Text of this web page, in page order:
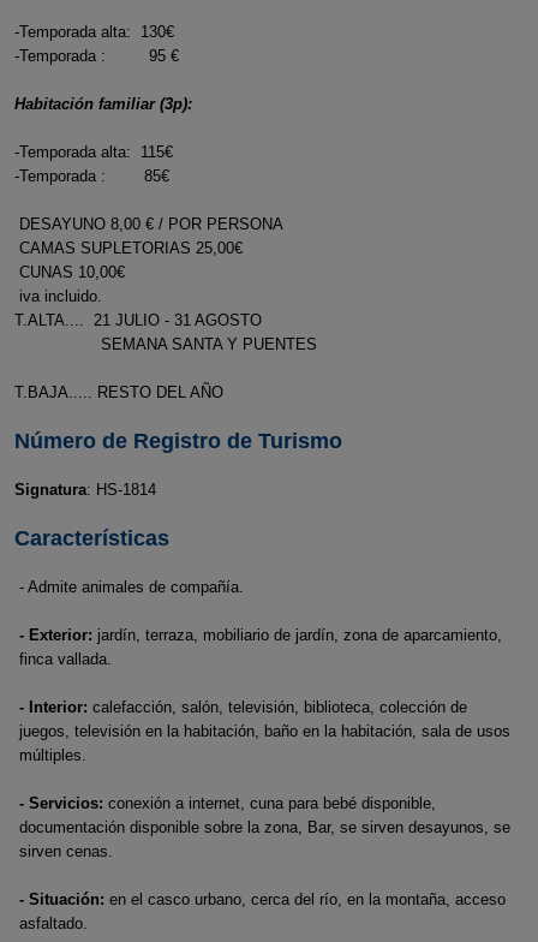
-Temporada alta: 130€
-Temporada : 95 €
Habitación familiar (3p):
-Temporada alta: 115€
-Temporada : 85€
DESAYUNO 8,00 € / POR PERSONA
CAMAS SUPLETORIAS 25,00€
CUNAS 10,00€
iva incluido.
T.ALTA.... 21 JULIO - 31 AGOSTO
SEMANA SANTA Y PUENTES
T.BAJA..... RESTO DEL AÑO
Número de Registro de Turismo
Signatura: HS-1814
Características
- Admite animales de compañía.
- Exterior: jardín, terraza, mobiliario de jardín, zona de aparcamiento,
finca vallada.
- Interior: calefacción, salón, televisión, biblioteca, colección de
juegos, televisión en la habitación, baño en la habitación, sala de usos
múltiples.
- Servicios: conexión a internet, cuna para bebé disponible,
documentación disponible sobre la zona, Bar, se sirven desayunos, se
sirven cenas.
- Situación: en el casco urbano, cerca del río, en la montaña, acceso
asfaltado.